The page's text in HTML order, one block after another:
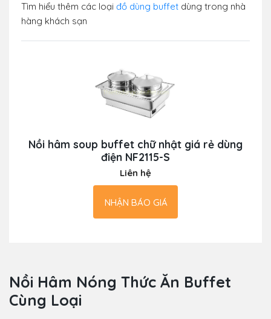
Tìm hiểu thêm các loại đồ dùng buffet dùng trong nhà
hàng khách sạn
Nồi hâm soup buffet chữ nhật giá rẻ dùng
điện NF2115-S
Liên hệ
NHẬN BÁO GIÁ
Nồi Hâm Nóng Thức Ăn Buffet
Cùng Loại